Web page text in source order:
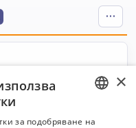
3Специалности:
СпециалностиBULGARIAN
×
за подобряване на